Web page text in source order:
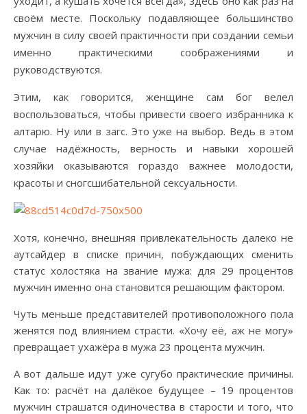
своём месте. Поскольку подавляющее большинство
мужчин в силу своей практичности при создании семьи
именно практическими соображениями и
руководствуются.
Этим, как говорится, женщине сам бог велел
воспользоваться, чтобы привести своего избранника к
алтарю. Ну или в загс. Это уже на выбор. Ведь в этом
случае надёжность, верность и навыки хорошей
хозяйки оказываются гораздо важнее молодости,
красоты и сногсшибательной сексуальности.
Хотя, конечно, внешняя привлекательность далеко не
аутсайдер в списке причин, побуждающих сменить
статус холостяка на звание мужа: для 29 процентов
мужчин именно она становится решающим фактором.
Чуть меньше представителей противоположного пола
женятся под влиянием страсти. «Хочу её, аж не могу»
превращает ухажёра в мужа 23 процента мужчин.
А вот дальше идут уже сугубо практические причины.
Как то: расчёт на далёкое будущее – 19 процентов
мужчин страшатся одиночества в старости и того, что